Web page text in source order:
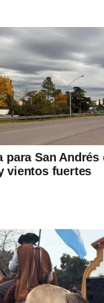
para San Andrés
vientos fuertes